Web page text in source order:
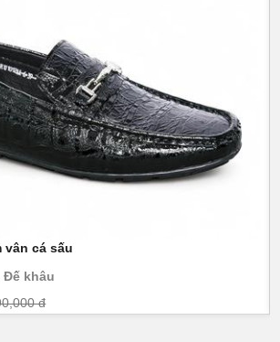
vân cá sấu
Đế khâu
đ